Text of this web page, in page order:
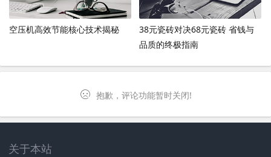
空压机高效节能核心技术揭秘
38元瓷砖对决68元瓷砖 省钱与
品质的终极指南
抱歉，评论功能暂时关闭!
关于本站